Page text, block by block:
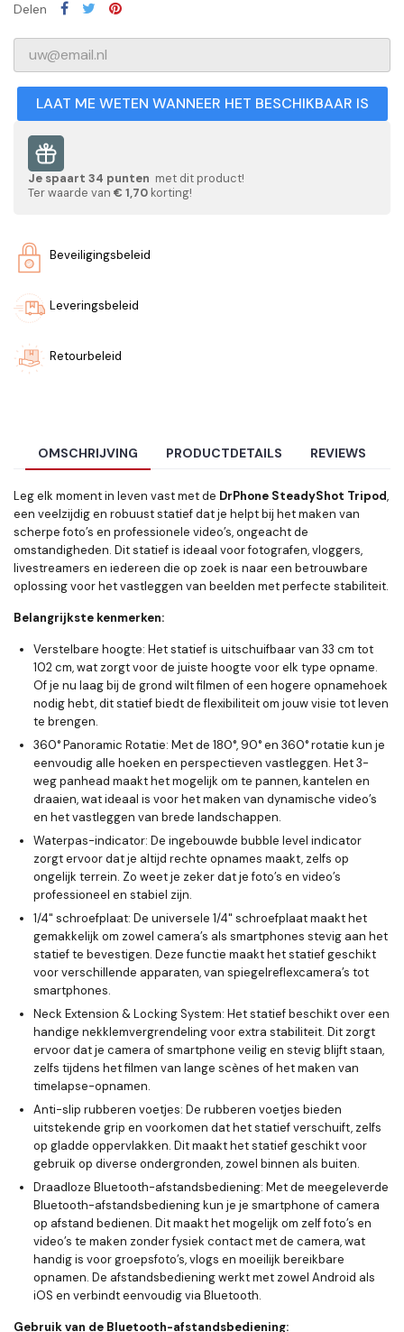
Delen
LAAT ME WETEN WANNEER HET BESCHIKBAAR IS
Je spaart 34 punten met dit product!
Ter waarde van € 1,70 korting!
Beveiligingsbeleid
Leveringsbeleid
Retourbeleid
OMSCHRIJVING PRODUCTDETAILS REVIEWS
Leg elk moment in leven vast met de DrPhone SteadyShot Tripod,
een veelzijdig en robuust statief dat je helpt bij het maken van
scherpe foto’s en professionele video’s, ongeacht de
omstandigheden. Dit statief is ideaal voor fotografen, vloggers,
livestreamers en iedereen die op zoek is naar een betrouwbare
oplossing voor het vastleggen van beelden met perfecte stabiliteit.
Belangrijkste kenmerken:
Verstelbare hoogte: Het statief is uitschuifbaar van 33 cm tot
102 cm, wat zorgt voor de juiste hoogte voor elk type opname.
Of je nu laag bij de grond wilt filmen of een hogere opnamehoek
nodig hebt, dit statief biedt de flexibiliteit om jouw visie tot leven
te brengen.
360° Panoramic Rotatie: Met de 180°, 90° en 360° rotatie kun je
eenvoudig alle hoeken en perspectieven vastleggen. Het 3-
weg panhead maakt het mogelijk om te pannen, kantelen en
draaien, wat ideaal is voor het maken van dynamische video’s
en het vastleggen van brede landschappen.
Waterpas-indicator: De ingebouwde bubble level indicator
zorgt ervoor dat je altijd rechte opnames maakt, zelfs op
ongelijk terrein. Zo weet je zeker dat je foto’s en video’s
professioneel en stabiel zijn.
1/4" schroefplaat: De universele 1/4" schroefplaatmaakt het
gemakkelijk om zowel camera’s als smartphones stevig aan het
statief te bevestigen. Deze functie maakt het statief geschikt
voor verschillende apparaten, van spiegelreflexcamera’s tot
smartphones.
Neck Extension & Locking System: Het statief beschikt over een
handige nekklemvergrendelingvoor extra stabiliteit. Dit zorgt
ervoor dat je camera of smartphone veilig en stevig blijft staan,
zelfs tijdens het filmen van lange scènes of het maken van
timelapse-opnamen.
Anti-slip rubberen voetjes: De rubberen voetjes bieden
uitstekende grip en voorkomen dat het statief verschuift, zelfs
op gladde oppervlakken. Dit maakt het statief geschikt voor
gebruik op diverse ondergronden, zowel binnen als buiten.
Draadloze Bluetooth-afstandsbediening: Met de meegeleverde
Bluetooth-afstandsbedieningkun je je smartphone of camera
op afstand bedienen. Dit maakt het mogelijk om zelf foto’s en
video’s te maken zonder fysiek contact met de camera, wat
handig is voor groepsfoto’s, vlogs en moeilijk bereikbare
opnamen. De afstandsbediening werkt met zowel Android als
iOS en verbindt eenvoudig via Bluetooth.
Gebruik van de Bluetooth-afstandsbediening: